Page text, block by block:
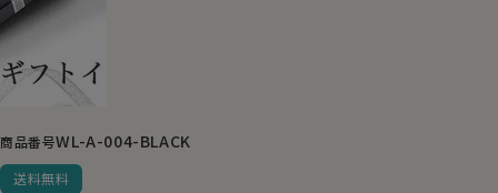
商品番号WL-A-004-BLACK
送料無料